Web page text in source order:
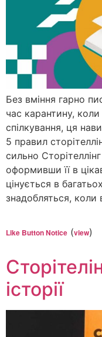
Без вміння гарно
час карантину,
спілкування, ця
5 правил
сильно
оформивши її в
цінується в
знадобляться,
Like Button Notice (view)
історії